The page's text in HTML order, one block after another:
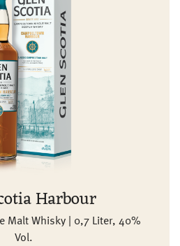
Harbour
Malt Whisky | 0,7 Liter, 40%
Vol.